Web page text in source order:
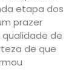
etapa dos
prazer
de
de que